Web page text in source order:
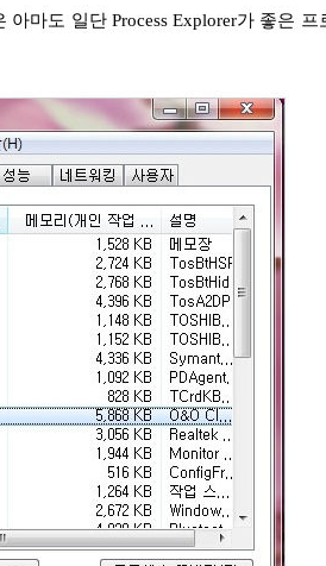
마도 일단 Process Explorer가 좋은 프